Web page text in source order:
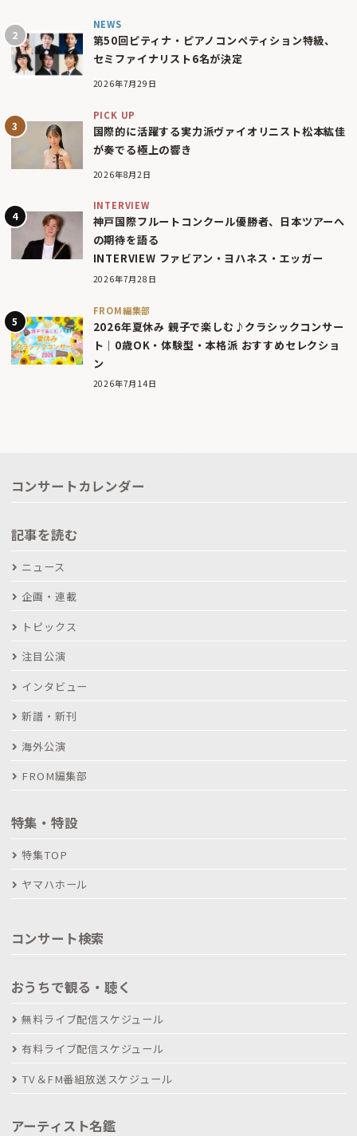
NEWS
第50回ピティナ・ピアノコンペティション特級、
セミファイナリスト6名が決定
2026年7月29日
PICK UP
国際的に活躍する実力派ヴァイオリニスト松本紘佳
が奏でる極上の響き
2026年8月2日
INTERVIEW
神戸国際フルートコンクール優勝者、日本ツアーへ
の期待を語る
INTERVIEW ファビアン・ヨハネス・エッガー
2026年7月28日
FROM編集部
2026年夏休み 親子で楽しむ♪クラシックコンサー
ト｜0歳OK・体験型・本格派 おすすめセレクショ
ン
2026年7月14日
コンサートカレンダー
記事を読む
ニュース
企画・連載
トピックス
注目公演
インタビュー
新譜・新刊
海外公演
FROM編集部
特集・特設
特集TOP
ヤマハホール
コンサート検索
おうちで観る・聴く
無料ライブ配信スケジュール
有料ライブ配信スケジュール
TV＆FM番組放送スケジュール
アーティスト名鑑